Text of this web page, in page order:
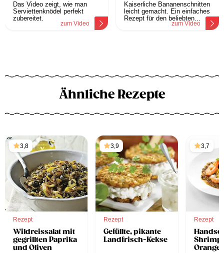
Das Video zeigt, wie man
Serviettenknödel perfekt
zubereitet.
zum Video
Kaiserliche Bananenschnitten
leicht gemacht. Ein einfaches
Rezept für den beliebten...
zum Video
Ähnliche Rezepte
3,8
Rezept
Wildreissalat mit
gegrillten Paprika
und Oliven
3,9
Rezept
Gefüllte, pikante
Landfrisch-Kekse
3,7
Rezept